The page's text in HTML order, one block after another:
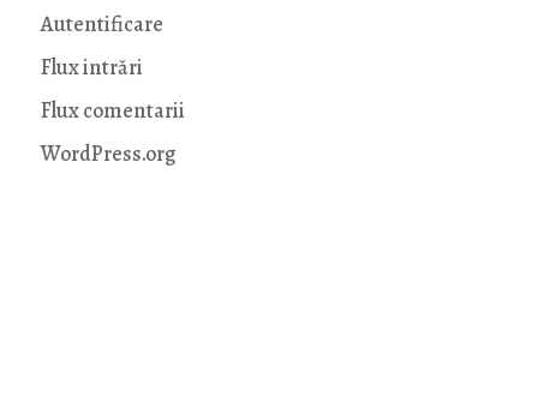
Autentificare
Flux intrări
Flux comentarii
WordPress.org